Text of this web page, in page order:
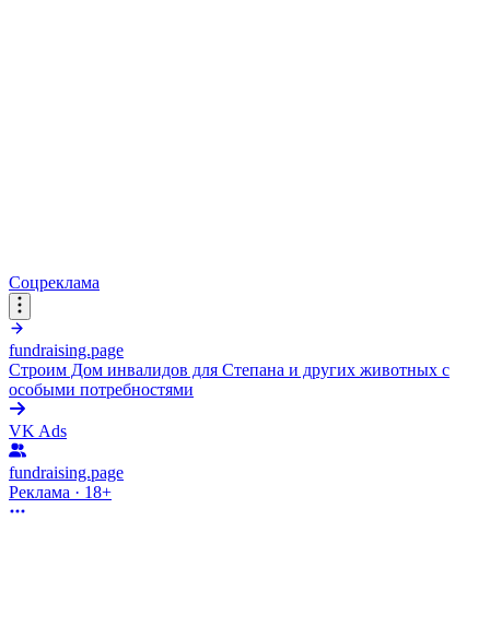
Соцреклама
fundraising.page
Строим Дом инвалидов для Степана и других животных с
особыми потребностями
VK Ads
fundraising.page
Реклама · 18+